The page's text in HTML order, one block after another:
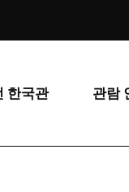
한국관 관람